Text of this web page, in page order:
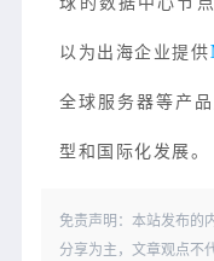
以为出海企业提供
全球服务器等产
型和国际化发展。
免责声明：本站发布的
分享为主，文章观点不